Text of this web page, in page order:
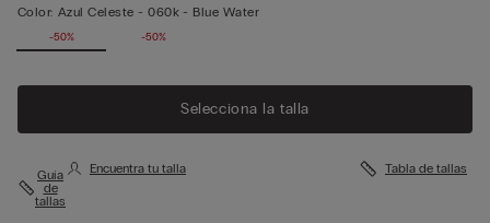
Color: Azul Celeste -060k - Blue Water
-50% -50%
Selecciona la talla
Guía
de
tallas
Encuentra tu talla Tabla de tallas